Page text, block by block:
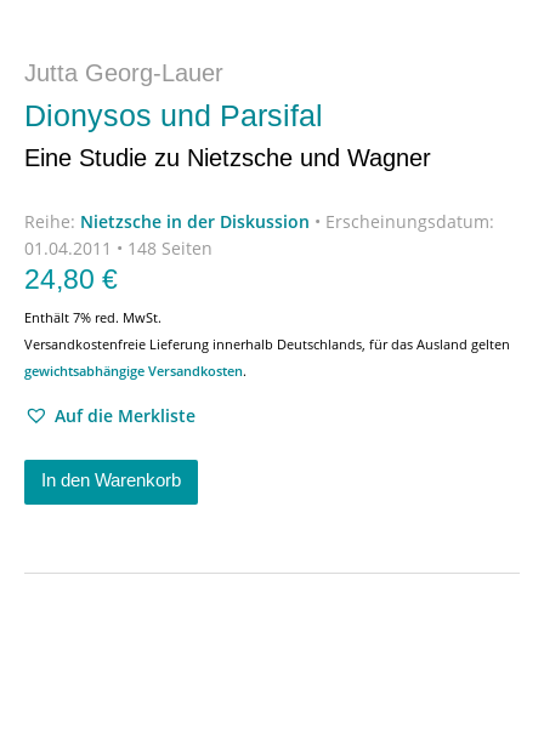
Jutta Georg-Lauer
Dionysos und Parsifal
Eine Studie zu Nietzsche und Wagner
Reihe: Nietzsche in der Diskussion • Erscheinungsdatum:
01.04.2011 • 148 Seiten
24,80 €
Enthält 7% red. MwSt.
Versandkostenfreie Lieferung innerhalb Deutschlands, für das Ausland gelten
gewichtsabhängige Versandkosten.
Auf die Merkliste
In den Warenkorb